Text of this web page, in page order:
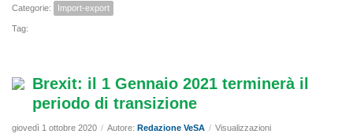
Categorie: Import-export
Tag:
Brexit: il 1 Gennaio 2021 terminerà il
periodo di transizione
giovedì 1 ottobre 2020 / Autore: Redazione VeSA / Visualizzazioni